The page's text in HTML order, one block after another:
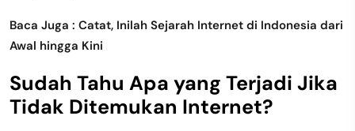
Baca Juga : Catat, Inilah Sejarah Internet di Indonesia dari
Awal hingga Kini
Sudah Tahu Apa yang Terjadi Jika
Tidak Ditemukan Internet?